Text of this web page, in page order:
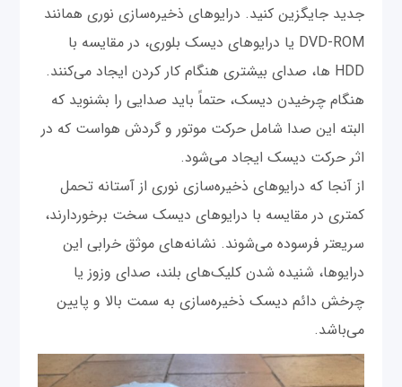
جدید جایگزین کنید. درایوهای ذخیره‌سازی نوری همانند
DVD-ROM یا درایوهای دیسک بلوری، در مقایسه با
HDD ها، صدای بیشتری هنگام کار کردن ایجاد می‌کنند.
هنگام چرخیدن دیسک، حتماً باید صدایی را بشنوید که
البته این صدا شامل حرکت موتور و گردش هواست که در
اثر حرکت دیسک ایجاد می‌شود.
از آنجا که درایوهای ذخیره‌سازی نوری از آستانه تحمل
کمتری در مقایسه با درایوهای دیسک سخت برخوردارند،
سریعتر فرسوده می‌شوند. نشانه‌های موثق خرابی این
درایوها، شنیده شدن کلیک‌های بلند، صدای وزوز یا
چرخش دائم دیسک ذخیره‌سازی به سمت بالا و پایین
می‌باشد.